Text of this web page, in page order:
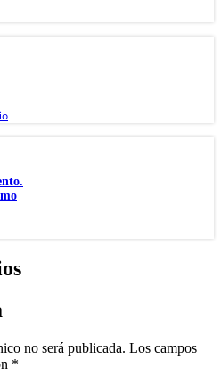
no será publicada. Los campos
*